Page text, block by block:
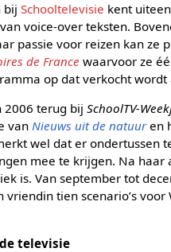
bijSchooltelevisie kent
voice-over teksten.
passie voor reizen kan ze
de France waarvoor ze
op dat verkocht wordt
2006 terug bijSchoolTV-
vanNieuws uit de natuuren
wel dat er ondertussen
mee te krijgen. Na
is. Van september tot
vriendin tien scenario’s
televisie